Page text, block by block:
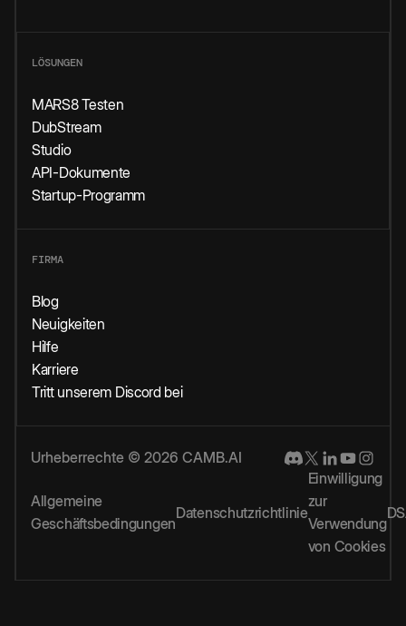
LÖSUNGEN
MARS8 Testen
DubStream
Studio
API-Dokumente
Startup-Programm
FIRMA
Blog
Neuigkeiten
Hilfe
Karriere
Tritt unserem Discord bei
Urheberrechte © 2026 CAMB.AI
Allgemeine
Geschäftsbedingungen
Datenschutzrichtlinie
Einwilligung
zur
Verwendung
von Cookies